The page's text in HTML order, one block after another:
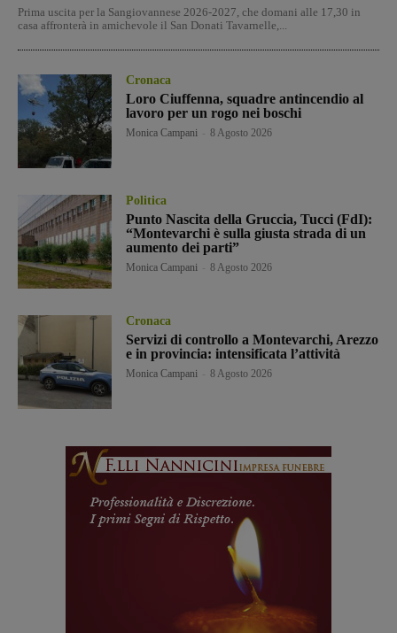
Prima uscita per la Sangiovannese 2026-2027, che domani alle 17,30 in
casa affronterà in amichevole il San Donati Tavarnelle,...
Cronaca
Loro Ciuffenna, squadre antincendio al
lavoro per un rogo nei boschi
Monica Campani 8 Agosto 2026
Politica
Punto Nascita della Gruccia, Tucci (FdI):
“Montevarchi è sulla giusta strada di un
aumento dei parti”
Monica Campani 8 Agosto 2026
Cronaca
Servizi di controllo a Montevarchi, Arezzo
e in provincia: intensificata l’attività
Monica Campani 8 Agosto 2026